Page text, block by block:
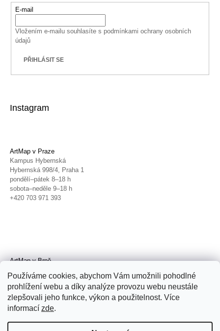
Používáme cookies, abychom Vám umožnili pohodlné
prohlížení webu a díky analýze provozu webu neustále
zlepšovali jeho funkce, výkon a použitelnost. Více
informací zde.
E-mail
Vložením e-mailu souhlasíte s podmínkami ochrany osobních
údajů
PŘIHLÁSIT SE
Instagram
ArtMap v Praze
Kampus Hybernská
Hybernská 998/4, Praha 1
pondělí–pátek 8–18 h
sobota–neděle 9–18 h
+420 703 971 393
ArtMap v Brně
Radnická 4, Brno
úterý–pátek 11–19 h
sobota 14–19 h
+420 702 152 298